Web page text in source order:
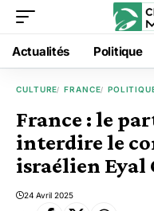
Actualités Politique
CULTURE FRANCE
France : le
interdire le
israélien Eyal
24 Avril 2025